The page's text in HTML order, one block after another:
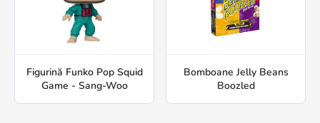
Figurină Funko Pop Squid
Game - Sang-Woo
Bomboane Jelly Beans
Boozled